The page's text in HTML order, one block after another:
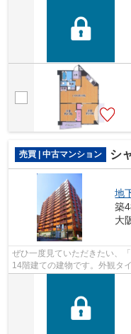
売買 | 中古マンション シ
地
築
大
ぜひ一度見ていただきたい、
14階建ての建物です。外観タ
す。多くの方に好評の、駅か